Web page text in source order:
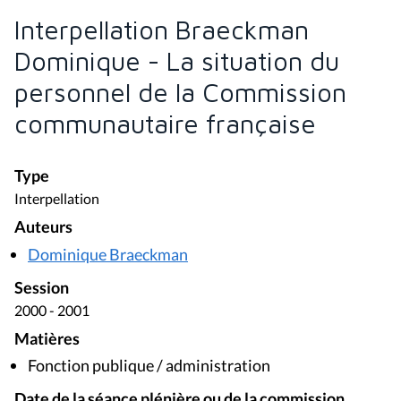
Interpellation Braeckman
Dominique - La situation du
personnel de la Commission
communautaire française
Type
Interpellation
Auteurs
Dominique Braeckman
Session
2000 - 2001
Matières
Fonction publique / administration